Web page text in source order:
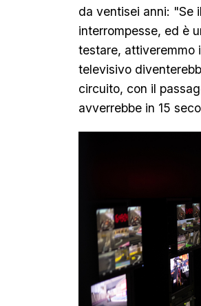
da ventisei anni: "Se
interrompesse, ed è
testare, attiveremmo
televisivo
circuito, con il
avverrebbe in 15